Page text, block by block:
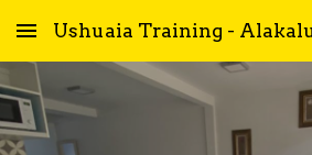
Skip to main content
Ushuaia Training -